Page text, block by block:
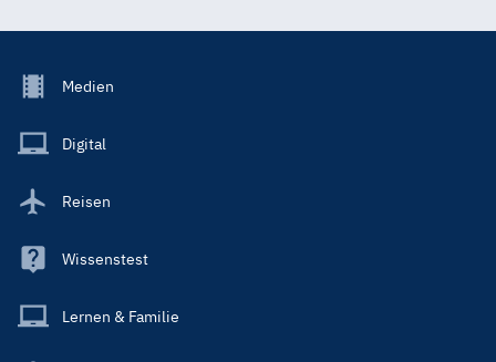
Footer
Main
Medien
Digital
Reisen
Wissenstest
Lernen & Familie